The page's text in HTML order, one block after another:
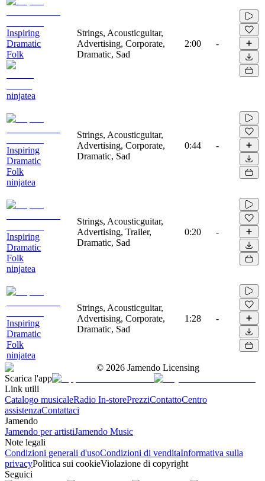
Inspiring
Dramatic
Folk
ninjatea
Strings, Acousticguitar,
Advertising, Corporate,
Dramatic, Sad
2:00 -
Inspiring
Dramatic
Folk
ninjatea
Strings, Acousticguitar,
Advertising, Corporate,
Dramatic, Sad
0:44 -
Inspiring
Dramatic
Folk
ninjatea
Strings, Acousticguitar,
Advertising, Trailer,
Dramatic, Sad
0:20 -
Inspiring
Dramatic
Folk
ninjatea
Strings, Acousticguitar,
Advertising, Corporate,
Dramatic, Sad
1:28 -
© 2026 Jamendo Licensing
Scarica l'app
Link utili
Catalogo musicaleRadio In-storePrezziContattoCentro
assistenzaContattaci
Jamendo
Jamendo per artistiJamendo Music
Note legali
Condizioni generali d'usoCondizioni di venditaInformativa sulla
privacyPolitica sui cookieViolazione di copyright
Seguici